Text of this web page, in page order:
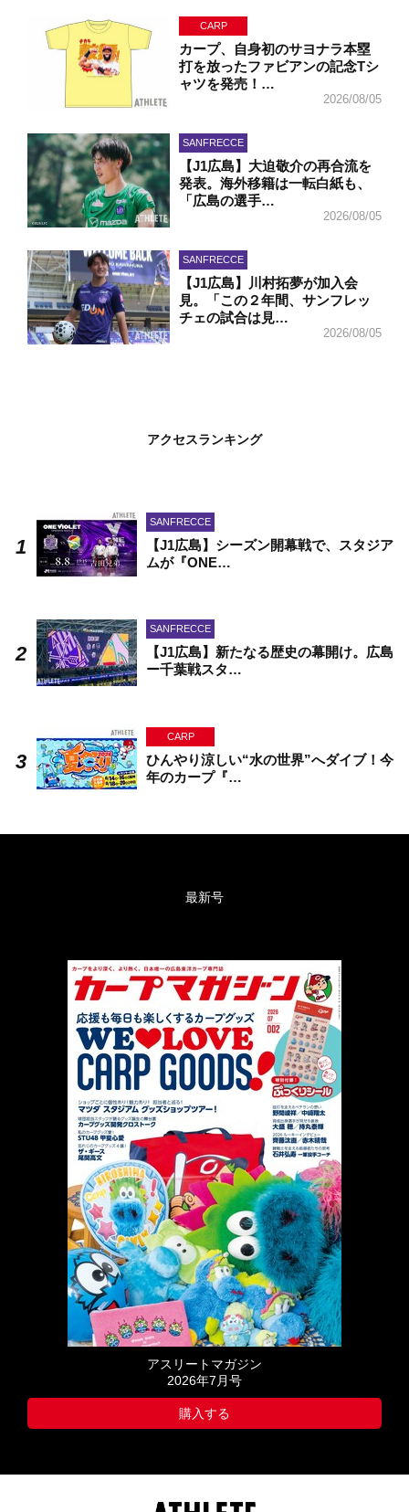
CARP
カープ、自身初のサヨナラ本塁
打を放ったファビアンの記念Tシ
ャツを発売！…
2026/08/05
SANFRECCE
【J1広島】大迫敬介の再合流を
発表。海外移籍は一転白紙も、
「広島の選手…
2026/08/05
SANFRECCE
【J1広島】川村拓夢が加入会
見。「この２年間、サンフレッ
チェの試合は見…
2026/08/05
アクセスランキング
SANFRECCE
【J1広島】シーズン開幕戦で、スタジア
ムが『ONE…
SANFRECCE
【J1広島】新たなる歴史の幕開け。広島
ー千葉戦スタ…
CARP
ひんやり涼しい“水の世界”へダイブ！今
年のカープ『…
最新号
アスリートマガジン
2026年7月号
購入する